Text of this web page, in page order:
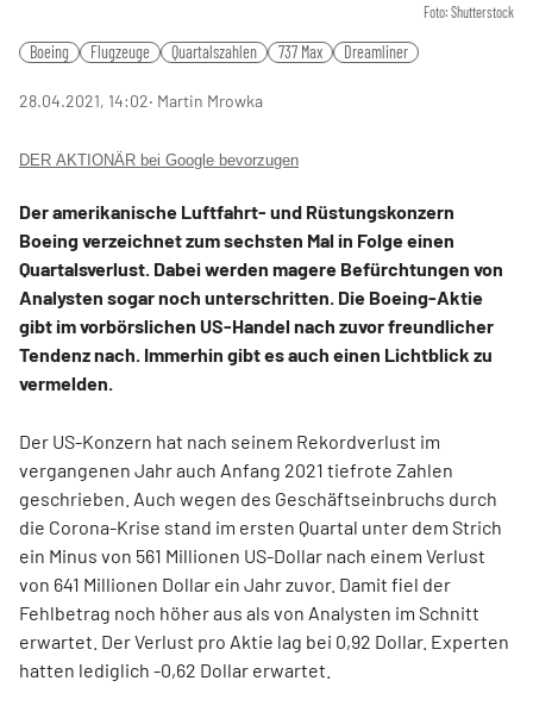
Foto: Shutterstock
Boeing Flugzeuge Quartalszahlen 737 Max Dreamliner
28.04.2021, 14:02‧ Martin Mrowka
DER AKTIONÄR bei Google bevorzugen
Der amerikanische Luftfahrt- und Rüstungskonzern
Boeing verzeichnet zum sechsten Mal in Folge einen
Quartalsverlust. Dabei werden magere Befürchtungen von
Analysten sogar noch unterschritten. Die Boeing-Aktie
gibt im vorbörslichen US-Handel nach zuvor freundlicher
Tendenz nach. Immerhin gibt es auch einen Lichtblick zu
vermelden.
Der US-Konzern hat nach seinem Rekordverlust im
vergangenen Jahr auch Anfang 2021 tiefrote Zahlen
geschrieben. Auch wegen des Geschäftseinbruchs durch
die Corona-Krise stand im ersten Quartal unter dem Strich
ein Minus von 561 Millionen US-Dollar nach einem Verlust
von 641 Millionen Dollar ein Jahr zuvor. Damit fiel der
Fehlbetrag noch höher aus als von Analysten im Schnitt
erwartet. Der Verlust pro Aktie lag bei 0,92 Dollar. Experten
hatten lediglich -0,62 Dollar erwartet.